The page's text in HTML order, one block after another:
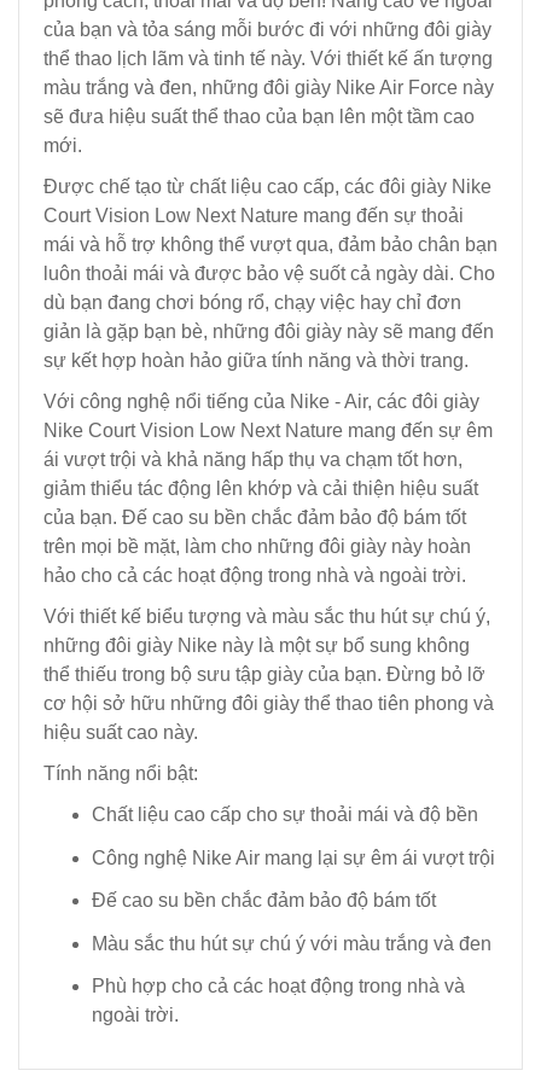
của bạn và tỏa sáng mỗi bước đi với những đôi giày
thể thao lịch lãm và tinh tế này. Với thiết kế ấn tượng
màu trắng và đen, những đôi giày Nike Air Force này
sẽ đưa hiệu suất thể thao của bạn lên một tầm cao
mới.
Được chế tạo từ chất liệu cao cấp, các đôi giày Nike
Court Vision Low Next Nature mang đến sự thoải
mái và hỗ trợ không thể vượt qua, đảm bảo chân bạn
luôn thoải mái và được bảo vệ suốt cả ngày dài. Cho
dù bạn đang chơi bóng rổ, chạy việc hay chỉ đơn
giản là gặp bạn bè, những đôi giày này sẽ mang đến
sự kết hợp hoàn hảo giữa tính năng và thời trang.
Với công nghệ nổi tiếng của Nike - Air, các đôi giày
Nike Court Vision Low Next Nature mang đến sự êm
ái vượt trội và khả năng hấp thụ va chạm tốt hơn,
giảm thiểu tác động lên khớp và cải thiện hiệu suất
của bạn. Đế cao su bền chắc đảm bảo độ bám tốt
trên mọi bề mặt, làm cho những đôi giày này hoàn
hảo cho cả các hoạt động trong nhà và ngoài trời.
Với thiết kế biểu tượng và màu sắc thu hút sự chú ý,
những đôi giày Nike này là một sự bổ sung không
thể thiếu trong bộ sưu tập giày của bạn. Đừng bỏ lỡ
cơ hội sở hữu những đôi giày thể thao tiên phong và
hiệu suất cao này.
Tính năng nổi bật:
Chất liệu cao cấp cho sự thoải mái và độ bền
Công nghệ Nike Air mang lại sự êm ái vượt trội
Đế cao su bền chắc đảm bảo độ bám tốt
Màu sắc thu hút sự chú ý với màu trắng và đen
Phù hợp cho cả các hoạt động trong nhà và
ngoài trời.